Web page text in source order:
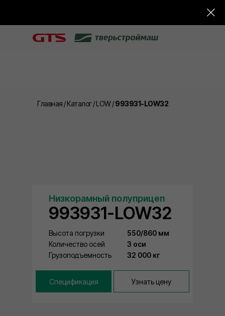
Спецификация Узнать цену
Главная /Каталог/LOW/993931-LOW32
Низкорамный полуприцеп
993931-LOW32
Высота погрузки
550/860 мм
Количество осей
3 оси
Грузоподъемность
32 000 кг